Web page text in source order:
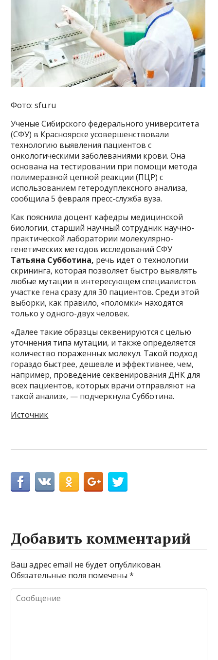
Фото: sfu.ru
Ученые Сибирского федерального университета
(СФУ) в Красноярске усовершенствовали
технологию выявления пациентов с
онкологическими заболеваниями крови. Она
основана на тестировании при помощи метода
полимеразной цепной реакции (ПЦР) с
использованием гетеродуплексного анализа,
сообщила 5 февраля пресс-служба вуза.
Как пояснила доцент кафедры медицинской
биологии, старший научный сотрудник научно-
практической лаборатории молекулярно-
генетических методов исследований СФУ
Татьяна Субботина, речь идет о технологии
скрининга, которая позволяет быстро выявлять
любые мутации в интересующем специалистов
участке гена сразу для 30 пациентов. Среди этой
выборки, как правило, «поломки» находятся
только у одного-двух человек.
«Далее такие образцы секвенируются с целью
уточнения типа мутации, и также определяется
количество пораженных молекул. Такой подход
гораздо быстрее, дешевле и эффективнее, чем,
например, проведение секвенирования ДНК для
всех пациентов, которых врачи отправляют на
такой анализ», — подчеркнула Субботина.
Источник
Добавить комментарий
Ваш адрес email не будет опубликован.
Обязательные поля помечены*